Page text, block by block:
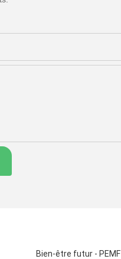
Bien-être futur - PEMF